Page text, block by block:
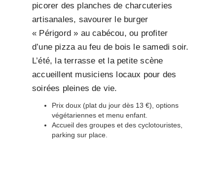
picorer des planches de charcuteries
artisanales, savourer le burger
« Périgord » au cabécou, ou profiter
d’une pizza au feu de bois le samedi soir.
L’été, la terrasse et la petite scène
accueillent musiciens locaux pour des
soirées pleines de vie.
Prix doux (plat du jour dès 13 €), options
végétariennes et menu enfant.
Accueil des groupes et des cyclotouristes,
parking sur place.